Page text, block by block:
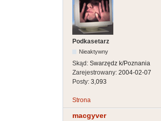
Podkasetarz
Nieaktywny
Skąd: Swarzędz k/Poznania
Zarejestrowany: 2004-02-07
Posty: 3,093
Strona
macgyver